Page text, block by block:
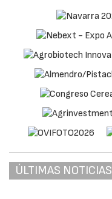
ÚLTIMAS NOTICIAS